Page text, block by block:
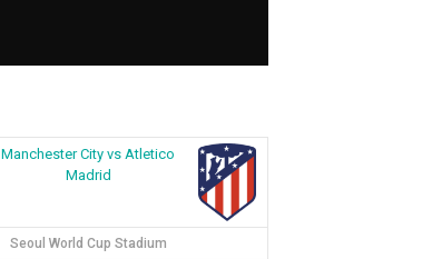
Manchester City vs Atletico
Madrid
Seoul World Cup Stadium